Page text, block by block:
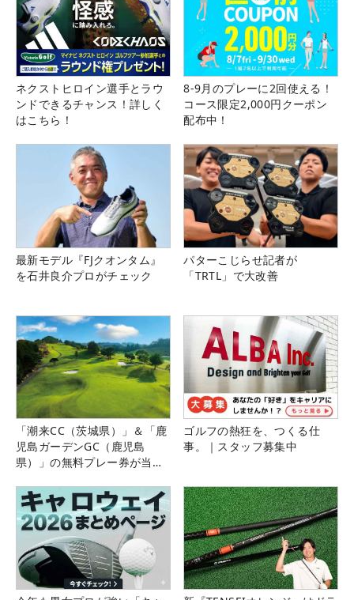
ネクストヒロイン選手とラウ
ンドできるチャンス！詳しく
はこちら！
8-9月のプレーに2回使える！
コース限定2,000円クーポン
配布中！
最新モデル『FJクオンタム』
を石井良介プロがチェック
パターこじらせ記者が
「TRTL」で大改善
「潮来CC（茨城県）」＆「鹿
児島ガーデンGC（鹿児島
県）」の無料プレー券が当た
ゴルフの熱狂を、つくる仕
事。｜スタッフ募集中